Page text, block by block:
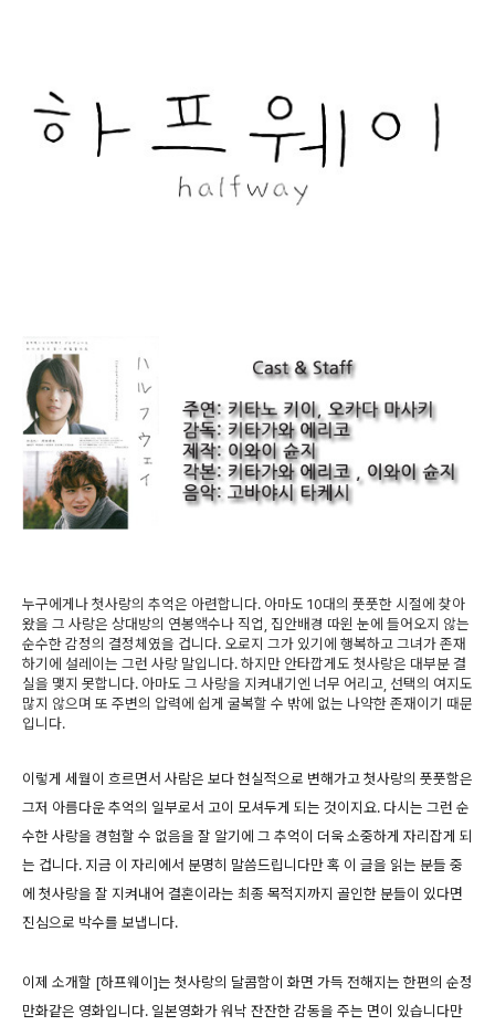
누구에게나 첫사랑의 추억은 아련합니다. 아마도 10대의 풋풋한 시절에 찾아
왔을 그 사랑은 상대방의 연봉액수나 직업, 집안배경 따윈 눈에 들어오지 않는
순수한 감정의 결정체였을 겁니다. 오로지 그가 있기에 행복하고 그녀가 존재
하기에 설레이는 그런 사랑 말입니다. 하지만 안타깝게도 첫사랑은 대부분 결
실을 맺지 못합니다. 아마도 그 사랑을 지켜내기엔 너무 어리고, 선택의 여지도
많지 않으며 또 주변의 압력에 쉽게 굴복할 수 밖에 없는 나약한 존재이기 때문
입니다.
이렇게 세월이 흐르면서 사람은 보다 현실적으로 변해가고 첫사랑의 풋풋함은
그저 아름다운 추억의 일부로서 고이 모셔두게 되는 것이지요. 다시는 그런 순
수한 사랑을 경험할 수 없음을 잘 알기에 그 추억이 더욱 소중하게 자리잡게 되
는 겁니다. 지금 이 자리에서 분명히 말씀드립니다만 혹 이 글을 읽는 분들 중
에 첫사랑을 잘 지켜내어 결혼이라는 최종 목적지까지 골인한 분들이 있다면
진심으로 박수를 보냅니다.
이제 소개할 [하프웨이]는 첫사랑의 달콤함이 화면 가득 전해지는 한편의 순정
만화같은 영화입니다. 일본영화가 워낙 잔잔한 감동을 주는 면이 있습니다만